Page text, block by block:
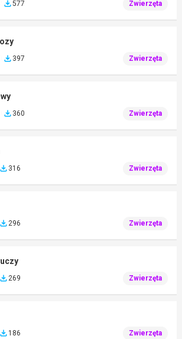
577 Zwierzęta
397 Zwierzęta
360 Zwierzęta
316 Zwierzęta
296 Zwierzęta
269 Zwierzęta
186 Zwierzęta